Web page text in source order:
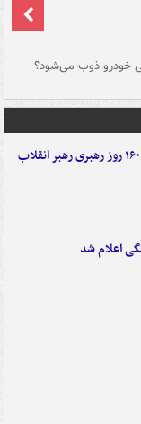
خودرو ذوب می‌شود؟
اعلام شد